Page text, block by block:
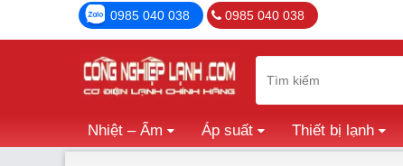
0985 040 038 0985 040 038
Nhiệt – Ẩm Áp suất Thiết bị lạnh